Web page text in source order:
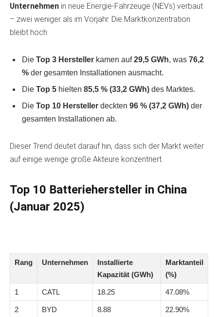
Unternehmen in neue Energie-Fahrzeuge (NEVs) verbaut
– zwei weniger als im Vorjahr. Die Marktkonzentration
bleibt hoch:
Die Top 3 Hersteller kamen auf29,5 GWh, was 76,2
% der gesamten Installationen ausmacht.
Die Top 5 hielten 85,5 % (33,2 GWh) des Marktes.
Die Top 10 Hersteller deckten 96 % (37,2 GWh) der
gesamten Installationen ab.
Dieser Trend deutet darauf hin, dass sich der Markt weiter
auf einige wenige große Akteure konzentriert.
Top 10 Batteriehersteller in China
(Januar 2025)
Rang Unternehmen
Installierte
Kapazität (GWh)
Marktanteil
(%)
1 CATL 18.25 47.08%
2 BYD 8.88 22.90%